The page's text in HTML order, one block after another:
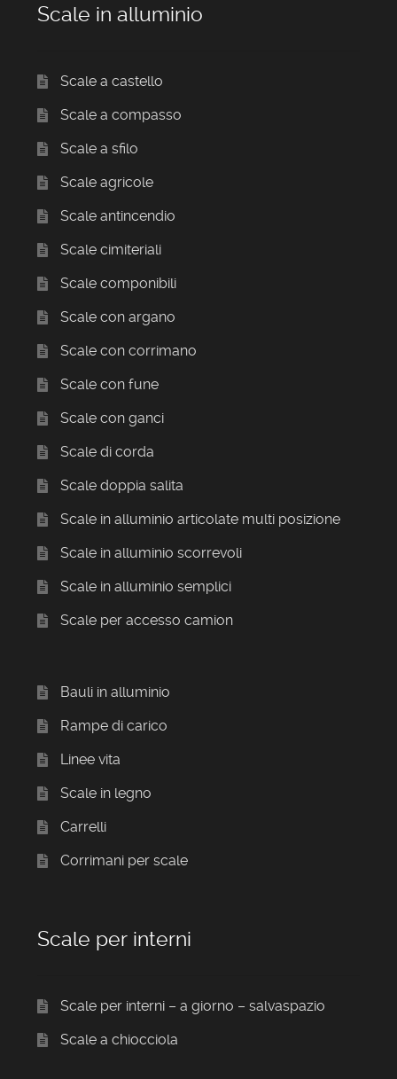
Scale in alluminio
Scale a castello
Scale a compasso
Scale a sfilo
Scale agricole
Scale antincendio
Scale cimiteriali
Scale componibili
Scale con argano
Scale con corrimano
Scale con fune
Scale con ganci
Scale di corda
Scale doppia salita
Scale in alluminio articolate multi posizione
Scale in alluminio scorrevoli
Scale in alluminio semplici
Scale per accesso camion
Bauli in alluminio
Rampe di carico
Linee vita
Scale in legno
Carrelli
Corrimani per scale
Scale per interni
Scale per interni – a giorno – salvaspazio
Scale a chiocciola